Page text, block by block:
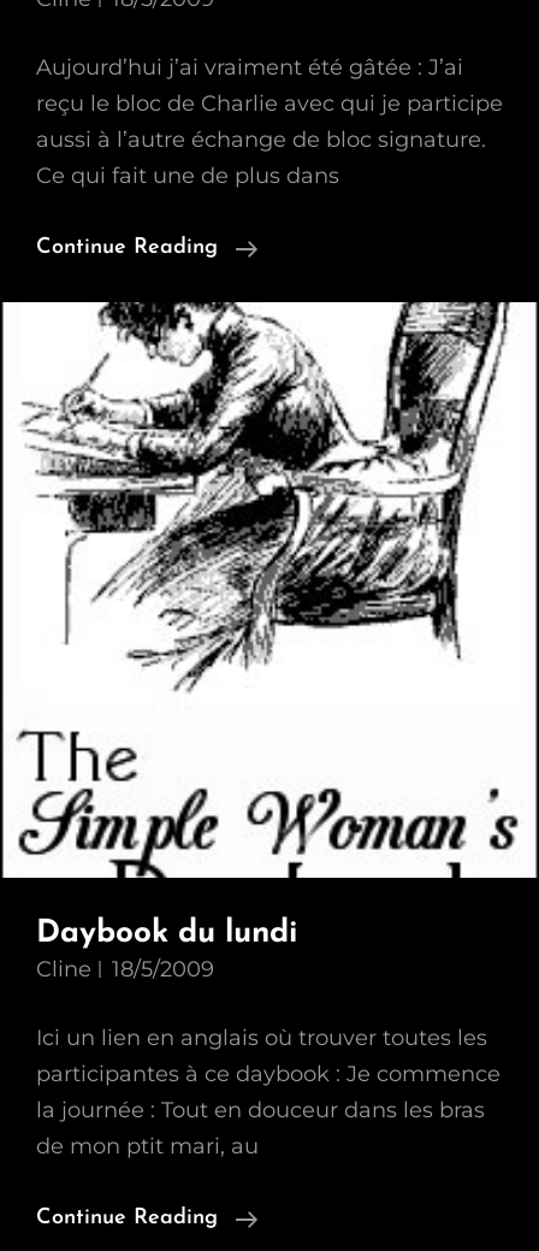
Aujourd’hui j’ai vraiment été gâtée : J’ai
reçu le bloc de Charlie avec qui je participe
aussi à l’autre échange de bloc signature.
Ce qui fait une de plus dans
Continue Reading
Encore
Bloc
Siggy
Et
Une
Suprise
Daybook du lundi
Cline 18/5/2009
Ici un lien en anglais où trouver toutes les
participantes à ce daybook : Je commence
la journée : Tout en douceur dans les bras
de mon ptit mari, au
Continue Reading
Daybook